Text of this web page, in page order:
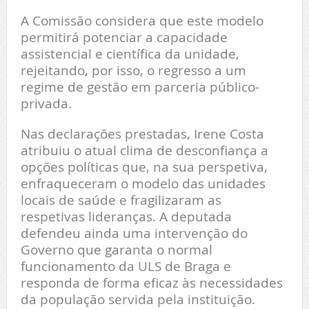
A Comissão considera que este modelo
permitirá potenciar a capacidade
assistencial e científica da unidade,
rejeitando, por isso, o regresso a um
regime de gestão em parceria público-
privada.
Nas declarações prestadas, Irene Costa
atribuiu o atual clima de desconfiança a
opções políticas que, na sua perspetiva,
enfraqueceram o modelo das unidades
locais de saúde e fragilizaram as
respetivas lideranças. A deputada
defendeu ainda uma intervenção do
Governo que garanta o normal
funcionamento da ULS de Braga e
responda de forma eficaz às necessidades
da população servida pela instituição.